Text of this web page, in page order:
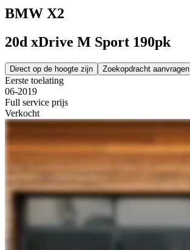
BMW X2
20d xDrive M Sport 190pk
Direct op de hoogte zijn Zoekopdracht aanvragen
Eerste toelating
06-2019
Full service prijs
Verkocht